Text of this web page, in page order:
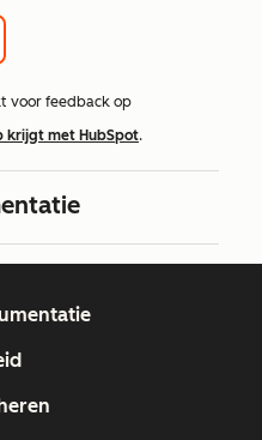
voor feedback op
krijgt met HubSpot.